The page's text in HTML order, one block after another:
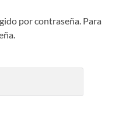
por contraseña. Para